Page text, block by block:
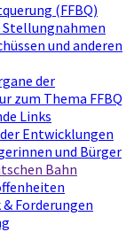
(FFBQ)
Stellungnahmen
und anderen
der
zum Thema FFBQ
Links
Entwicklungen
und Bürger
Bahn
Forderungen